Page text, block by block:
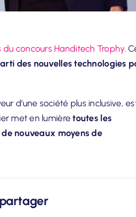
concours Handitech Trophy.
des nouvelles technologies
d’une société plus inclusive,
met en lumièretoutes les
nouveaux moyens de